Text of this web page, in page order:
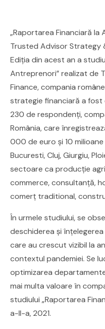
„Raportarea Financiară
Trusted Advisor Strategy
Ediţia din acest an a
Antreprenori” realizat de
Finance, compania
strategie financiară a
230 de respondenți,
România, care
000 de euro și 10
Bucuresti, Cluj, Giurgiu,
sectoare ca producție
commerce, consultanță,
comerț traditional,
În urmele studiului, se
deschiderea și
care au crescut vizibil la
contextul pandemiei. Se
optimizarea
mai multa valoare în
studiului „Raportarea
a-II-a, 2021.